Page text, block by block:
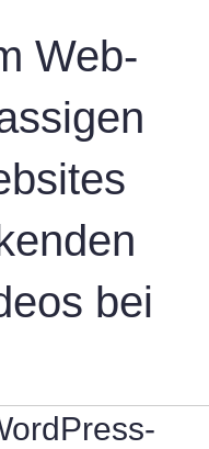
Web-
bei